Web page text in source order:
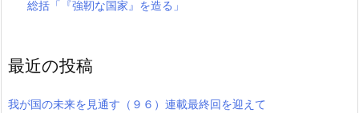
総括「『強靭な国家』を造る」
最近の投稿
我が国の未来を見通す（９６）連載最終回を迎えて